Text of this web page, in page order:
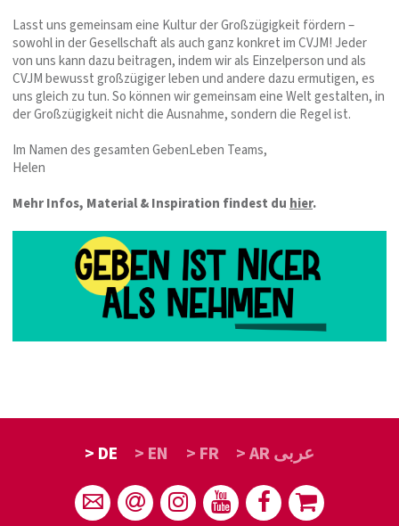
Lasst uns gemeinsam eine Kultur der Großzügigkeit fördern –
sowohl in der Gesellschaft als auch ganz konkret im CVJM! Jeder
von uns kann dazu beitragen, indem wir als Einzelperson und als
CVJM bewusst großzügiger leben und andere dazu ermutigen, es
uns gleich zu tun. So können wir gemeinsam eine Welt gestalten, in
der Großzügigkeit nicht die Ausnahme, sondern die Regel ist.
Im Namen des gesamten GebenLeben Teams,
Helen
Mehr Infos, Material & Inspiration findest du hier.
> DE > EN > FR > AR عربى